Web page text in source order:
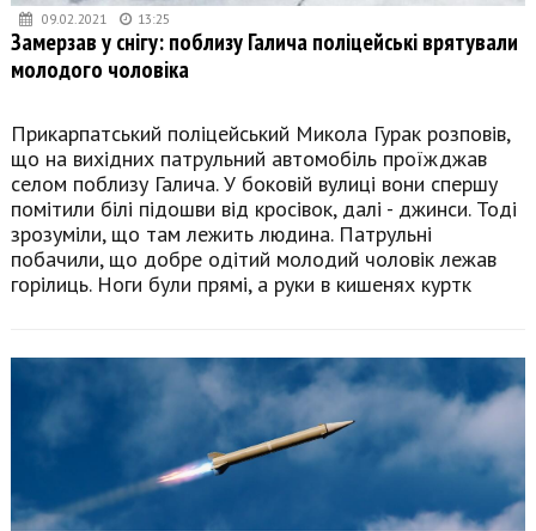
09.02.2021 13:25
Замерзав у снігу: поблизу Галича поліцейські врятували
молодого чоловіка
Прикарпатський поліцейський Микола Гурак розповів,
що на вихідних патрульний автомобіль проїжджав
селом поблизу Галича. У боковій вулиці вони спершу
помітили білі підошви від кросівок, далі - джинси. Тоді
зрозуміли, що там лежить людина. Патрульні
побачили, що добре одітий молодий чоловік лежав
горілиць. Ноги були прямі, а руки в кишенях куртк